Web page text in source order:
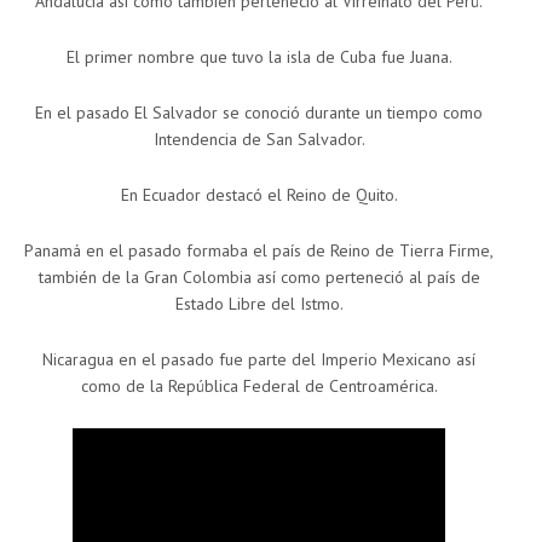
El primer nombre que tuvo la isla de Cuba fue Juana.
En el pasado El Salvador se conoció durante un tiempo como
Intendencia de San Salvador.
En Ecuador destacó el Reino de Quito.
Panamá en el pasado formaba el país de Reino de Tierra Firme,
también de la Gran Colombia así como perteneció al país de
Estado Libre del Istmo.
Nicaragua en el pasado fue parte del Imperio Mexicano así
como de la República Federal de Centroamérica.